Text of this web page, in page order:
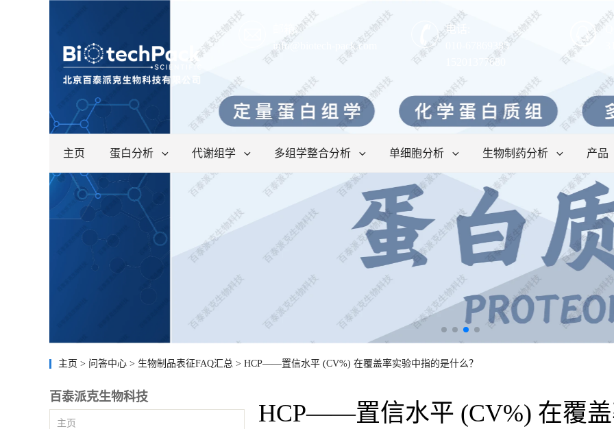
邮箱:
info@biotech-pack.com
电话:
010-67869385
15201377680
主页 蛋白分析 代谢组学 多组学整合分析 单细胞分析 生物制药分析 产品
主页 > 问答中心 > 生物制品表征FAQ汇总 > HCP——置信水平 (CV%) 在覆盖率实验中指的是什么？
百泰派克生物科技
主页 HCP——置信水平 (CV%) 在覆